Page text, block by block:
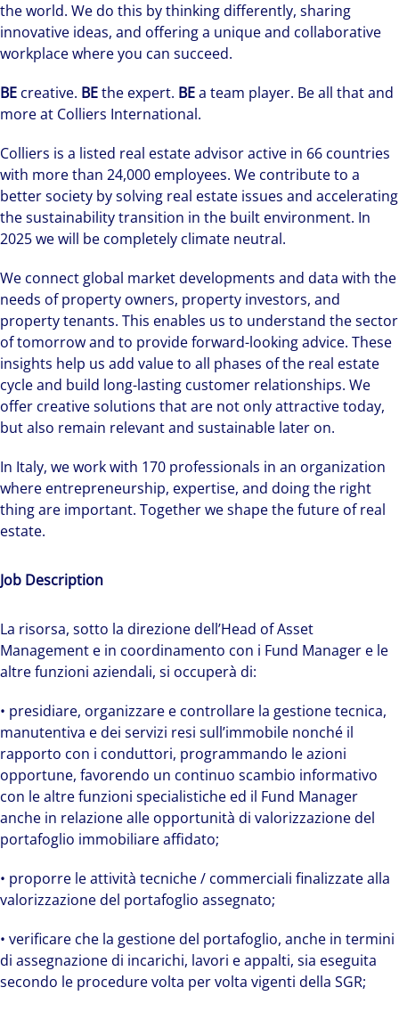
the world. We do this by thinking differently, sharing
innovative ideas, and offering a unique and collaborative
workplace where you can succeed.
BE creative. BEthe expert. BEa team player. Be all that and
more at Colliers International.
Colliers is a listed real estate advisor active in 66 countries
with more than 24,000 employees. We contribute to a
better society by solving real estate issues and accelerating
the sustainability transition in the built environment. In
2025 we will be completely climate neutral.
We connect global market developments and data with the
needs of property owners, property investors, and
property tenants. This enables us to understand the sector
of tomorrow and to provide forward-looking advice. These
insights help us add value to all phases of the real estate
cycle and build long-lasting customer relationships. We
offer creative solutions that are not only attractive today,
but also remain relevant and sustainable later on.
In Italy, we work with 170 professionals in an organization
where entrepreneurship, expertise, and doing the right
thing are important. Together we shape the future of real
estate.
Job Description
La risorsa, sotto la direzione dell’Head of Asset
Management e in coordinamento con i Fund Manager e le
altre funzioni aziendali, si occuperà di:
• presidiare, organizzare e controllare la gestione tecnica,
manutentiva e dei servizi resi sull’immobile nonché il
rapporto con i conduttori, programmando le azioni
opportune, favorendo un continuo scambio informativo
con le altre funzioni specialistiche ed il Fund Manager
anche in relazione alle opportunità di valorizzazione del
portafoglio immobiliare affidato;
• proporre le attività tecniche / commerciali finalizzate alla
valorizzazione del portafoglio assegnato;
• verificare che la gestione del portafoglio, anche in termini
di assegnazione di incarichi, lavori e appalti, sia eseguita
secondo le procedure volta per volta vigenti della SGR;